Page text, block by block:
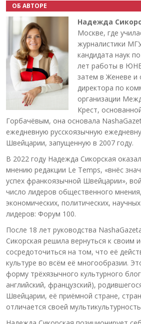
ОБ АВТОРЕ
Надежда
Москве, где
журналистики
кандидата наук
лет работы в
затем в Женеве и
директора по
организации
Крест,
Горбачёвым, она основала
ежедневную русскоязычную
Швейцарии, запущенную в 2007 году.
В 2022 году Надежда Сикорская
мнению редакции Le Temps, «внёс
успех франкоязычной Швейцарии»,
число лидеров общественного
экономических, политических,
лидеров: Форум 100.
После 18 лет руководства
Сикорская решила вернуться к своим
сосредоточиться на том, что её
культуре во всём её многообразии.
форму трёхязычного культурного
английский, французский),
Швейцарии, её приёмной стране,
отличается своей